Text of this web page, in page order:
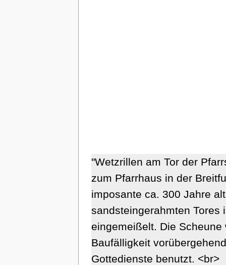
"Wetzrillen am Tor der
zum Pfarrhaus in der
imposante ca. 300 Jahre
sandsteingerahmten Tores
eingemeißelt. Die
Baufälligkeit
Gottedienste benutzt. <br>